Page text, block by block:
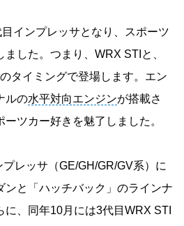
インプレッサとなり、スポーツ
した。つまり、WRX STIと、
タイミングで登場します。エン
ルの水平対向エンジンが搭載さ
ツカー好きを魅了しました。
レッサ（GE/GH/GR/GV系）に
ンと「ハッチバック」のラインナ
に、同年10月には3代目WRX STI